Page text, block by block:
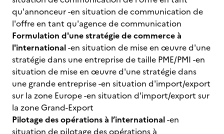
qu'annonceur -en situation de communication de
l'offre en tant qu'agence de communication
Formulation d'une stratégie de commerce à
l'international-en situation de mise en œuvre d'une
stratégie dans une entreprise de taille PME/PMI -en
situation de mise en œuvre d'une stratégie dans
une grande entreprise -en situation d'import/export
sur la zone Europe -en situation d'import/export sur
la zone Grand-Export
Pilotage des opérations à l’international-en
situation de pilotage des opérations à